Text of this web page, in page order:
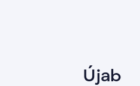
Újabb